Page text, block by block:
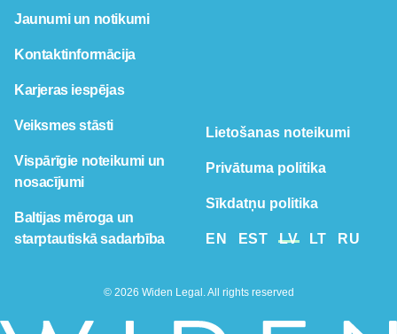
Jaunumi un notikumi
Kontaktinformācija
Karjeras iespējas
Veiksmes stāsti
Vispārīgie noteikumi un
nosacījumi
Baltijas mēroga un
starptautiskā sadarbība
Lietošanas noteikumi
Privātuma politika
Sīkdatņu politika
EN EST LV LT RU
© 2026 Widen Legal. All rights reserved